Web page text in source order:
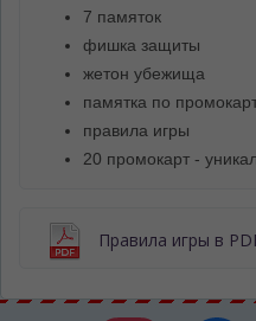
7 памяток
фишка защиты
жетон убежища
памятка по
правила игры
20 промокарт -
Правила игры в